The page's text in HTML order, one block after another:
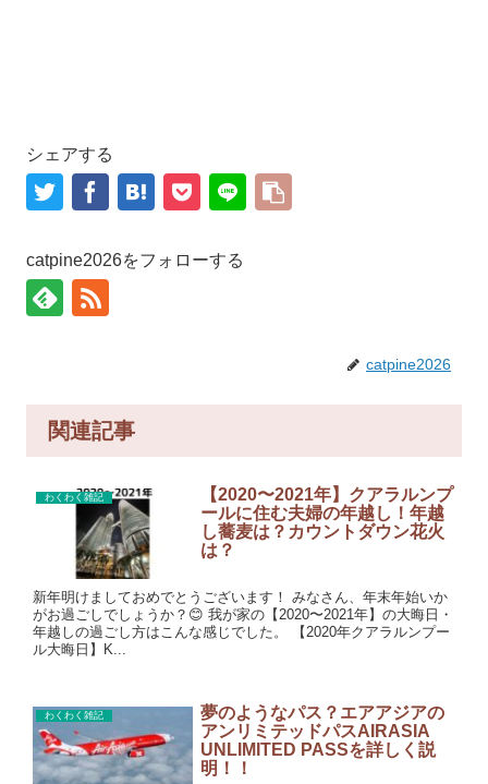
シェアする
catpine2026をフォローする
catpine2026
関連記事
わくわく雑記
【2020〜2021年】クアラルンプ
ールに住む夫婦の年越し！年越
し蕎麦は？カウントダウン花火
は？
新年明けましておめでとうございます！ みなさん、年末年始いか
がお過ごしでしょうか？😊 我が家の【2020〜2021年】の大晦日・
年越しの過ごし方はこんな感じでした。 【2020年クアラルンプー
ル大晦日】K...
わくわく雑記
夢のようなパス？エアアジアの
アンリミテッドパスAIRASIA
UNLIMITED PASSを詳しく説
明！！